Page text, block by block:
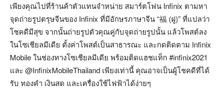
เพียงคุณไปที่ร้านค้าตัวแทนจำหน่าย สมาร์ตโฟน Infinix ตามหา
จุดถ่ายรูปตรุษจีนของ Infinix ที่มีอักษรภาษาจีน “福 (ฝู)” ที่แปลว่า
โชคดีมีสุข จากนั้นถ่ายรูปตัวคุณคู่กับจุดถ่ายรูปนั้น แล้วโพสต์ลง
ในโซเชียลมีเดีย ตั้งค่าโพสต์เป็นสาธารณะ และกดติดตาม Infinix
Mobile ในช่องทางโซเชียลมีเดีย พร้อมติดแฮชแท็ก #infinix2021
และ @InfinixMobileThailand เพียงเท่านี้ คุณอาจเป็นผู้โชคดีที่ได้
รับ ทองคำ เงินสด และเครื่องใช้ไฟฟ้าได้ง่ายๆ